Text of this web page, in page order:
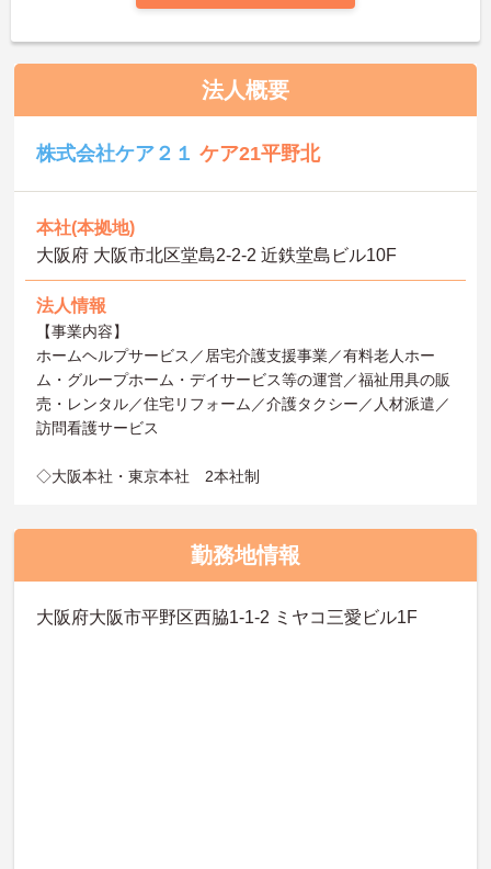
法人概要
株式会社ケア２１ケア21平野北
本社(本拠地)
大阪府 大阪市北区堂島2-2-2 近鉄堂島ビル10F
法人情報
【事業内容】
ホームヘルプサービス／居宅介護支援事業／有料老人ホー
ム・グループホーム・デイサービス等の運営／福祉用具の販
売・レンタル／住宅リフォーム／介護タクシー／人材派遣／
訪問看護サービス
◇大阪本社・東京本社 2本社制
勤務地情報
大阪府大阪市平野区西脇1-1-2 ミヤコ三愛ビル1F